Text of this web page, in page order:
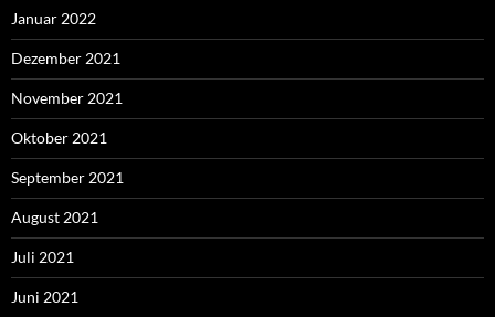
Januar 2022
Dezember 2021
November 2021
Oktober 2021
September 2021
August 2021
Juli 2021
Juni 2021